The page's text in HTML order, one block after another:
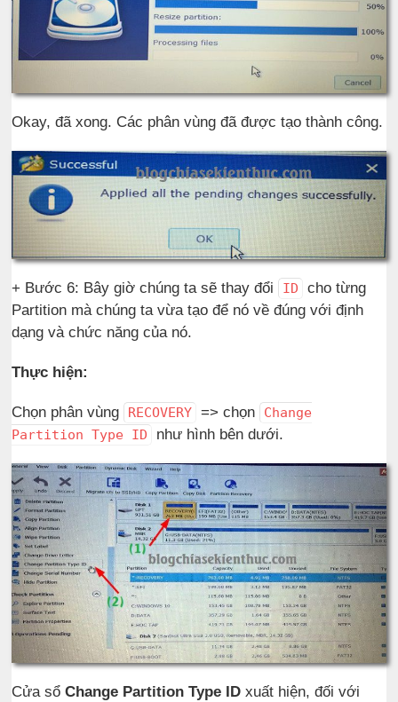
Okay, đã xong. Các phân vùng đã được tạo thành công.
+ Bước 6: Bây giờ chúng ta sẽ thay đổi ID
cho từng
Partition mà chúng ta vừa tạo để nó về đúng với định
dạng và chức năng của nó.
Thực hiện:
Chọn phân vùng RECOVERY => chọn
Change
Partition Type ID
như hình bên dưới.
Cửa sổChange Partition Type ID xuất hiện, đối với